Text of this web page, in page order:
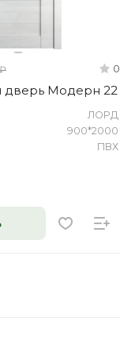
0
дверь Модерн 22
ЛОРД
900*2000
ПВХ